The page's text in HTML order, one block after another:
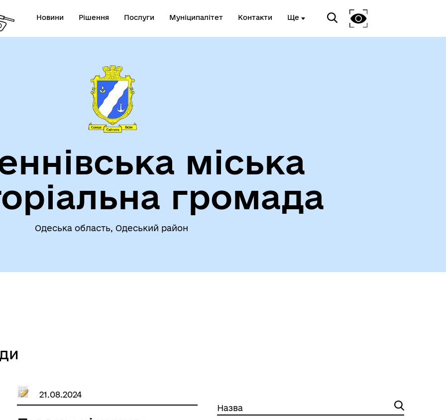
Новини Рішення Послуги Муніципалітет Контакти Ще
Туризм
Фінанси Герої не вмирають
міська
громада
Одеська область, Одеський район
21.08.2024
Назва